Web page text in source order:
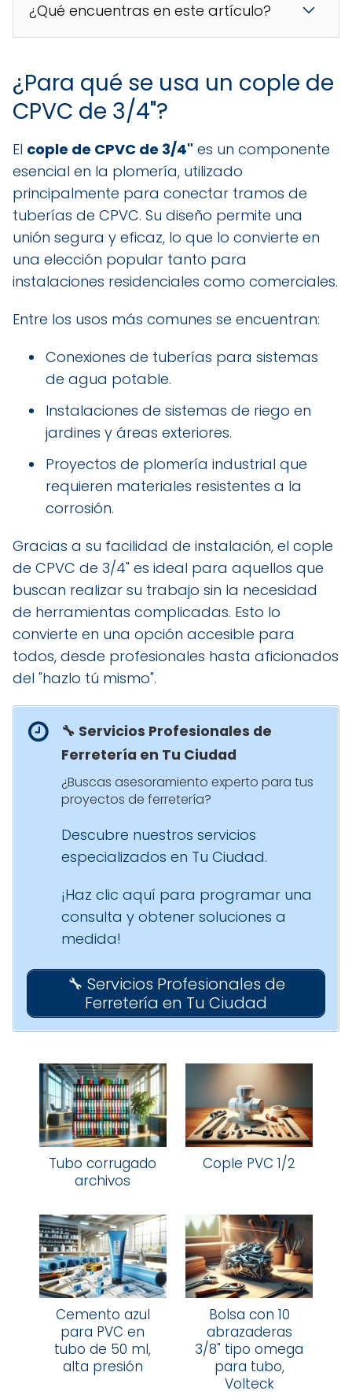
¿Qué encuentras en este artículo?
¿Para qué se usa un cople de
CPVC de 3/4"?
El cople de CPVC de 3/4" es un componente
esencial en la plomería, utilizado
principalmente para conectar tramos de
tuberías de CPVC. Su diseño permite una
unión segura y eficaz, lo que lo convierte en
una elección popular tanto para
instalaciones residenciales como comerciales.
Entre los usos más comunes se encuentran:
Conexiones de tuberías para sistemas
de agua potable.
Instalaciones de sistemas de riego en
jardines y áreas exteriores.
Proyectos de plomería industrial que
requieren materiales resistentes a la
corrosión.
Gracias a su facilidad de instalación, el cople
de CPVC de 3/4" es ideal para aquellos que
buscan realizar su trabajo sin la necesidad
de herramientas complicadas. Esto lo
convierte en una opción accesible para
todos, desde profesionales hasta aficionados
del "hazlo tú mismo".
🔧 Servicios Profesionales de
Ferretería en Tu Ciudad
¿Buscas asesoramiento experto para tus
proyectos de ferretería?
Descubre nuestros servicios
especializados en Tu Ciudad.
¡Haz clic aquí para programar una
consulta y obtener soluciones a
medida!
🔧 Servicios Profesionales de
Ferretería en Tu Ciudad
Tubo corrugado
archivos
Cople PVC 1/2
Cemento azul
para PVC en
tubo de 50 ml,
alta presión
Bolsa con 10
abrazaderas
3/8" tipo omega
para tubo,
Volteck